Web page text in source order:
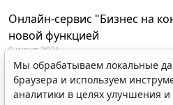
Онлайн-сервис "Бизнес на
новой функцией
9 июня 2026
Объявлены победители XXI
"Правовая Россия"
Мы обрабатываем локальные
браузера и используем
аналитики в целях улучшения и